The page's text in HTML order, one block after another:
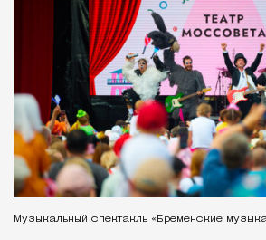
Музыкальный спектакль «Бременские